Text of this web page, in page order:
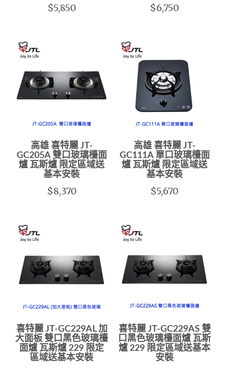
$5,850 $6,750
高雄 喜特麗 JT-
GC205A 雙口玻璃檯面
爐 瓦斯爐 限定區域送
基本安裝
$8,370
高雄 喜特麗 JT-
GC111A 單口玻璃檯面
爐 瓦斯爐 限定區域送
基本安裝
$5,670
喜特麗 JT-GC229AL 加
大面板 雙口黑色玻璃檯
面爐 瓦斯爐 229 限定
區域送基本安裝
喜特麗 JT-GC229AS 雙
口黑色玻璃檯面爐 瓦斯
爐 229 限定區域送基本
安裝